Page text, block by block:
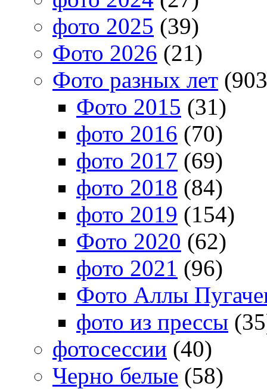
фото 2025 (39)
Фото 2026 (21)
Фото разных лет
Фото 2015 (31)
фото 2016 (70)
фото 2017 (69)
фото 2018 (84)
фото 2019 (154)
Фото 2020 (62)
фото 2021 (96)
Фото Аллы
фото из прессы
фотосессии (40)
Черно белые (58)